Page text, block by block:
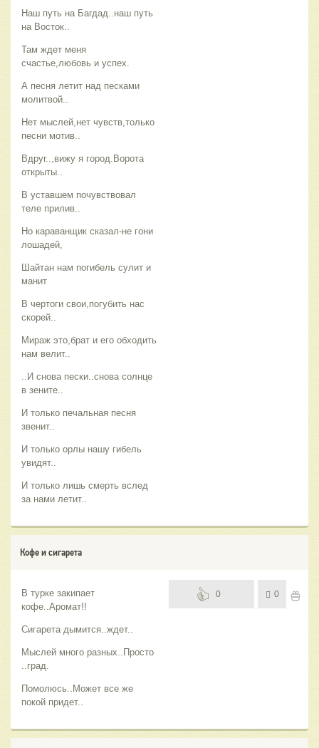
Наш путь на Багдад..наш путь
на Восток..
Там ждет меня
счастье,любовь и успех.
А песня летит над песками
молитвой..
Нет мыслей,нет чувств,только
песни мотив..
Вдруг..,вижу я город.Ворота
открыты..
В уставшем почувствовал
теле прилив..
Но караванщик сказал-не гони
лошадей,
Шайтан нам погибель сулит и
манит
В чертоги свои,погубить нас
скорей..
Мираж это,брат и его обходить
нам велит..
..И снова пески..снова солнце
в зените..
И только печальная песня
звенит..
И только орлы нашу гибель
увидят..
И только лишь смерть вслед
за нами летит..
Кофе и сигарета
В турке закипает
кофе..Аромат!!
Сигарета дымится..ждет..
Мыслей много разных..Просто
..град.
Помолюсь..Может все же
покой придет..
0 0